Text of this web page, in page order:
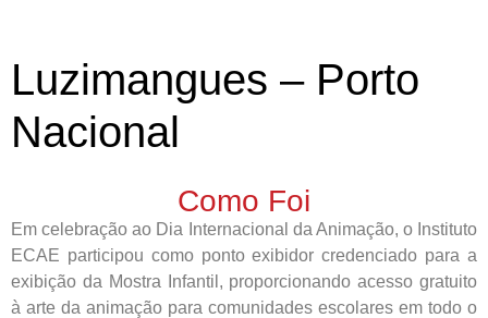
Luzimangues – Porto
Nacional
Como Foi
Em celebração ao Dia Internacional da Animação, o Instituto
ECAE participou como ponto exibidor credenciado para a
exibição da Mostra Infantil, proporcionando acesso gratuito
à arte da animação para comunidades escolares em todo o